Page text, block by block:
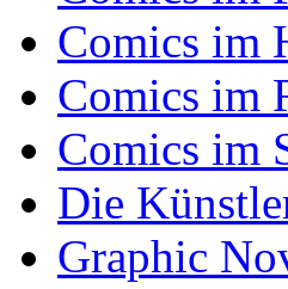
Comics im
Comics im
Comics im
Die
Graphic